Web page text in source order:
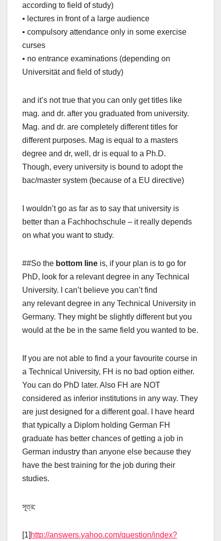
according to field of study)
• lectures in front of a large audience
• compulsory attendance only in some exercise
curses
• no entrance examinations (depending on
Universität and field of study)
and it’s not true that you can only get titles like
mag. and dr. after you graduated from university.
Mag. and dr. are completely different titles for
different purposes. Mag is equal to a masters
degree and dr, well, dr is equal to a Ph.D.
Though, every university is bound to adopt the
bac/master system (because of a EU directive)
I wouldn’t go as far as to say that university is
better than a Fachhochschule – it really depends
on what you want to study.
##So the bottom line is, if your plan is to go for
PhD, look for a relevant degree in any Technical
University. I can’t believe you can’t find
any relevant degree in any Technical University in
Germany. They might be slightly different but you
would at the be in the same field you wanted to be.
If you are not able to find a your favourite course in
a Technical University, FH is no bad option either.
You can do PhD later. Also FH are NOT
considered as inferior institutions in any way. They
are just designed for a different goal. I have heard
that typically a Diplom holding German FH
graduate has better chances of getting a job in
German industry than anyone else because they
have the best training for the job during their
studies.
সূত্র:
[1] http://answers.yahoo.com/question/index?